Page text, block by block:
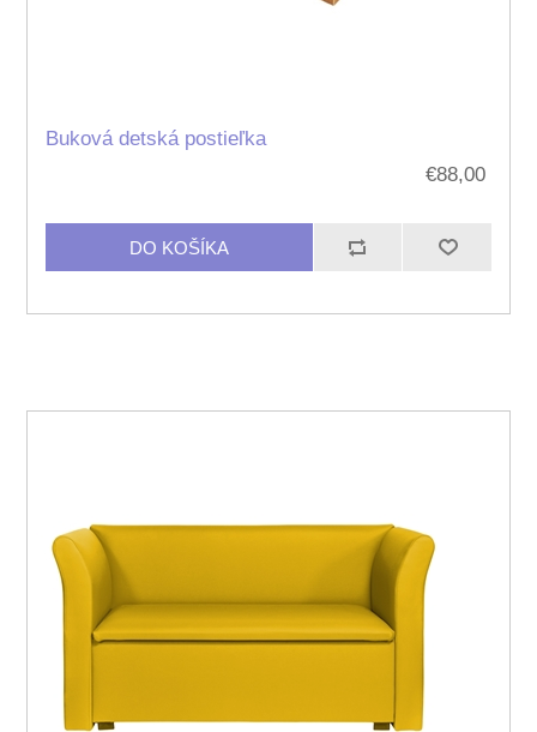
Buková detská postieľka
€88,00